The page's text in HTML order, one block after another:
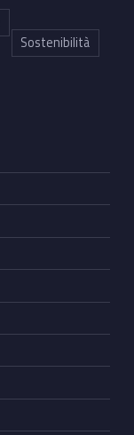
Sostenibilità